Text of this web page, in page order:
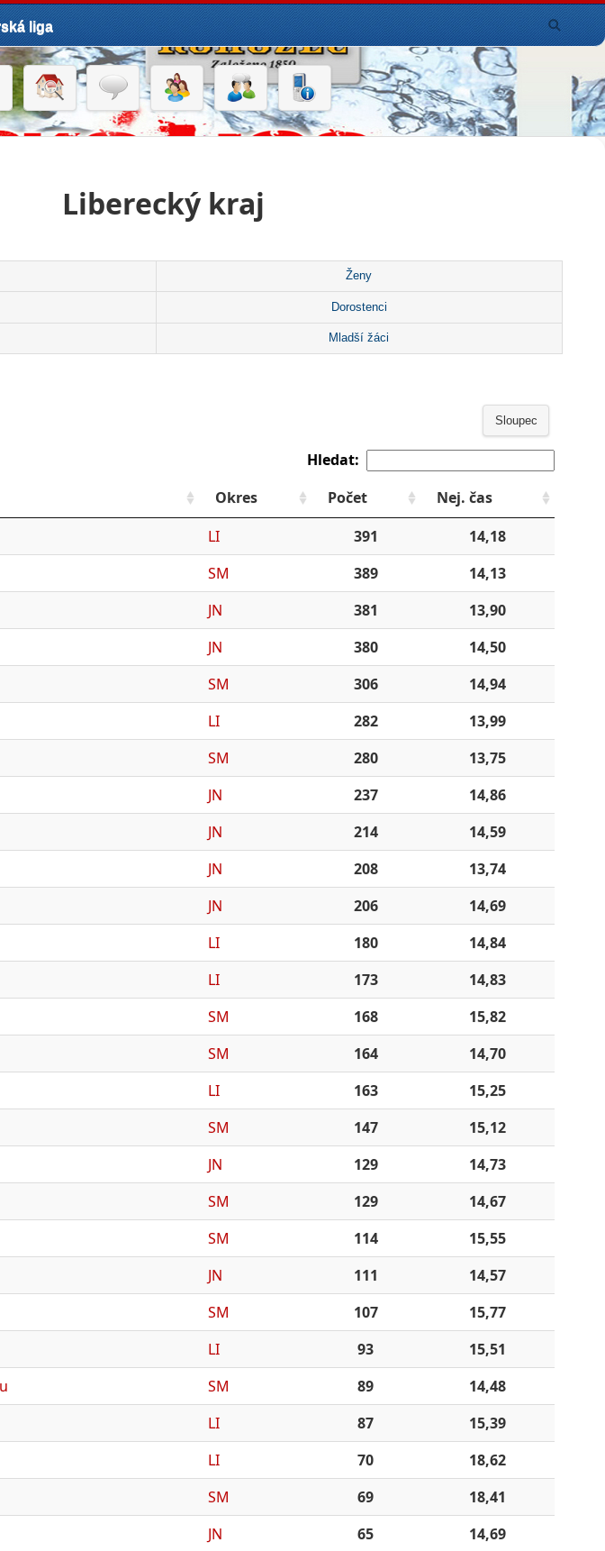
liga
Liberecký kraj
Ženy
Dorostenci
Mladší žáci
Sloupec
Hledat:
Okres Počet
Nej. čas
LI 391
14,18
SM 389
14,13
JN 381
13,90
JN 380
14,50
SM 306
14,94
LI 282
13,99
SM 280
13,75
JN 237
14,86
JN 214
14,59
JN 208
13,74
JN 206
14,69
LI 180
14,84
LI 173
14,83
SM 168
15,82
SM 164
14,70
LI 163
15,25
SM 147
15,12
JN 129
14,73
SM 129
14,67
SM 114
15,55
JN 111
14,57
SM 107
15,77
LI 93
15,51
SM 89
14,48
LI 87
15,39
LI 70
18,62
SM 69
18,41
JN 65
14,69